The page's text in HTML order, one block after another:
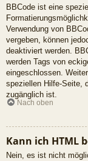
BBCode ist eine
Verwendung von
vergeben, können
deaktiviert werden.
werden Tags von
eingeschlossen.
speziellen Hilfe-Seite,
zugänglich ist.
Nach oben
Kann ich HTML
Nein, es ist nicht